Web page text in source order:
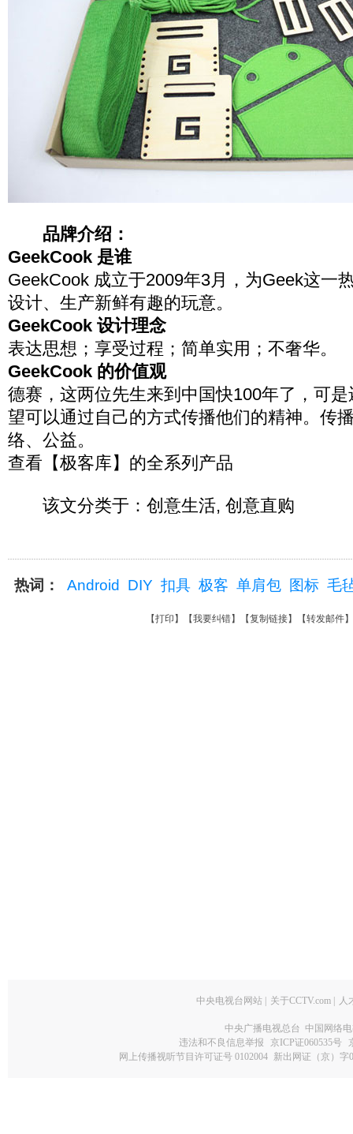
品牌介绍：
GeekCook 是谁
GeekCook 成立于2009年3月，为Geek这一
设计、生产新鲜有趣的玩意。
GeekCook 设计理念
表达思想；享受过程；简单实用；不奢华。
GeekCook 的价值观
德赛，这两位先生来到中国快100年了，可
望可以通过自己的方式传播他们的精神。传
络、公益。
查看【极客库】的全系列产品
该文分类于：创意生活, 创意直购
热词： Android DIY 扣具 极客 单肩包 图标 毛
【打印 】【我要纠错】【复制链接】【转发邮件
中央电视台网站 关于CCTV.com 人
中央广播电视总台 中国网络
违法和不良信息举报
京ICP证060535号
网上传播视听节目许可证号 0102004 新出网证（京）